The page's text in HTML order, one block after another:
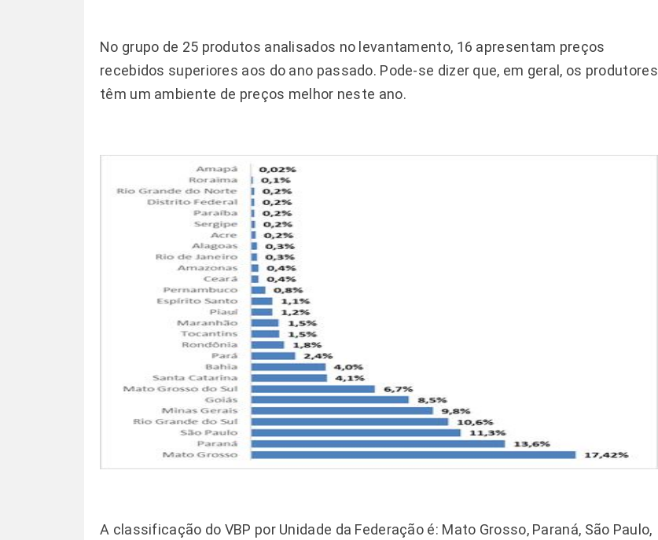
No grupo de 25 produtos analisados no levantamento, 16 apresentam preços
recebidos superiores aos do ano passado. Pode-se dizer que, em geral, os produtores
têm um ambiente de preços melhor neste ano.
A classificação do VBP por Unidade da Federação é: Mato Grosso, Paraná, São Paulo,